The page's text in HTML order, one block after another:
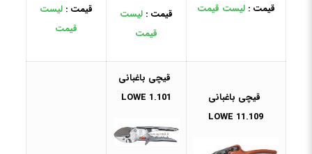
قیمت :لیست قیمت قیمت :لیست
قیمت
قیمت :لیست
قیمت
قیچی باغبانی
11.109 LOWE
قیچی باغبانی
1.101 LOWE